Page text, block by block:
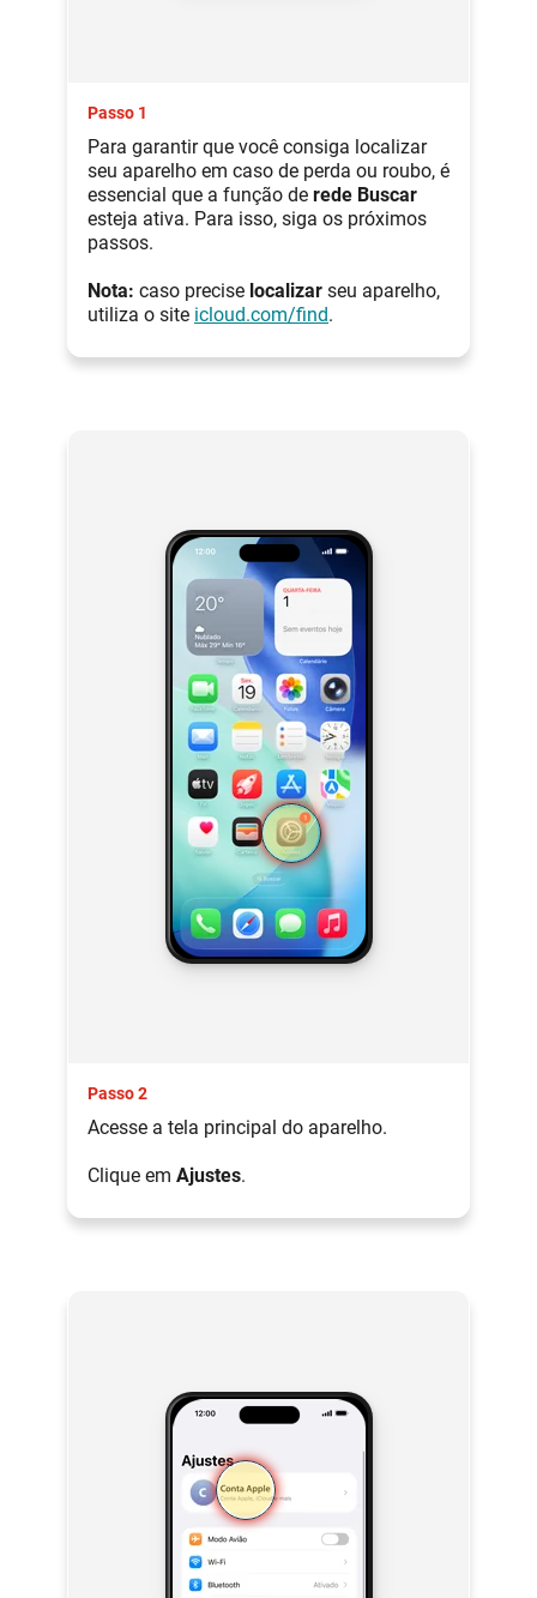
Passo 1
Para garantir que você consiga localizar
seu aparelho em caso de perda ou roubo, é
essencial que a função de rede Buscar
esteja ativa. Para isso, siga os próximos
passos.
Nota: caso precise localizar seu aparelho,
utiliza o site icloud.com/find.
Passo 2
Acesse a tela principal do aparelho.
Clique em Ajustes.